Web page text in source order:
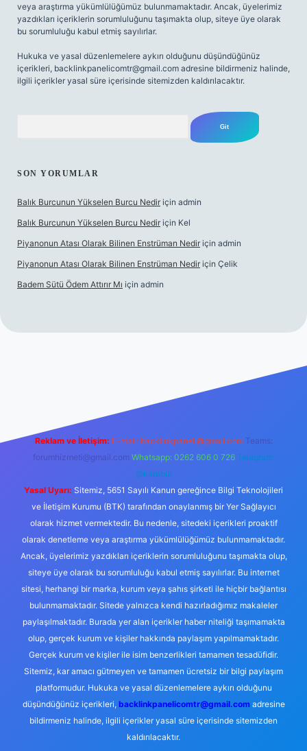
veya araştırma yükümlülüğümüz bulunmamaktadır. Ancak, üyelerimiz
yazdıkları içeriklerin sorumluluğunu taşımakta olup, siteye üye olarak
bu sorumluluğu kabul etmiş sayılırlar.
Hukuka ve yasal düzenlemelere aykırı olduğunu düşündüğünüz
içerikleri, backlinkpanelicomtr@gmail.com adresine bildirmeniz halinde,
ilgili içerikler yasal süre içerisinde sitemizden kaldırılacaktır.
SON YORUMLAR
Balık Burcunun Yükselen Burcu Nedir için admin
Balık Burcunun Yükselen Burcu Nedir için Kel
Piyanonun Atası Olarak Bilinen Enstrüman Nedir için admin
Piyanonun Atası Olarak Bilinen Enstrüman Nedir için Çelik
Badem Sütü Ödem Attırır Mı için admin
Reklam ve İletişim: E-mail: backlinkpaneli@gmail.com Teams:
forumhizmeti@gmail.com Whatsapp: 0262 606 0 726 Telegram:
@karabul
Yasal Uyarı: Sitemiz, 5651 Sayılı Kanun gereğince Bilgi Teknolojileri
ve İletişim Kurumu (BTK) tarafından onaylanmış bir Yer Sağlayıcı
olarak hizmet vermektedir. Bu nedenle, sitedeki içerikleri proaktif
olarak denetleme veya araştırma yükümlülüğümüz bulunmamaktadır.
Ancak, üyelerimiz yazdıkları içeriklerin sorumluluğunu taşımakta olup,
siteye üye olarak bu sorumluluğu kabul etmiş sayılırlar. Bu internet
sitesi, herhangi bir marka, kurum veya şahıs şirketi ile hiçbir bağlantısı
bulunmamaktadır. Sitede yalnızca kendi hazırladığımız makaleler
paylaşılmaktadır. Burada yer alan içerikler haber niteliği taşımamakta
olup, gerçek kurum ve kişiler hakkında paylaşım yapılmamaktadır.
Gerçek kurum ve kişiler ile isim benzerlikleri tamamen tesadüfidir.
Sitemiz, kar amacı gütmeyen ve tamamen ücretsiz bir bilgi paylaşım
platformudur. Hukuka ve yasal düzenlemelere aykırı olduğunu
düşündüğünüz içerikleri, backlinkpanelicomtr@gmail.comadresine
bildirmeniz halinde, ilgili içerikler yasal süre içerisinde sitemizden
kaldırılacaktır.